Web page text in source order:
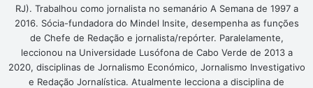
RJ). Trabalhou como jornalista no semanário A Semana de 1997 a
2016. Sócia-fundadora do Mindel Insite, desempenha as funções
de Chefe de Redação e jornalista/repórter. Paralelamente,
leccionou na Universidade Lusófona de Cabo Verde de 2013 a
2020, disciplinas de Jornalismo Económico, Jornalismo Investigativo
e Redação Jornalística. Atualmente lecciona a disciplina de